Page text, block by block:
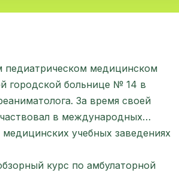
педиатрическом медицинском
городской больнице № 14 в
За время своей
в международных
учебных заведениях
курс по амбулаторной